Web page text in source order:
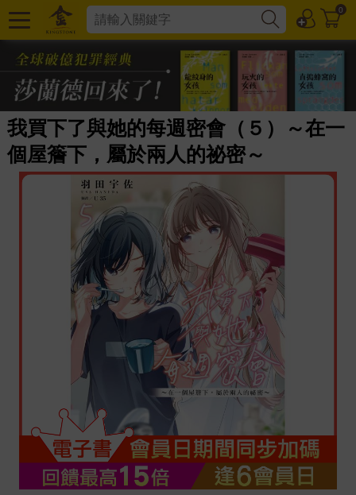
0
我買下了與她的每週密會（５）～在一
個屋簷下，屬於兩人的祕密～